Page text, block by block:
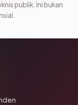
publik. Ini bukan